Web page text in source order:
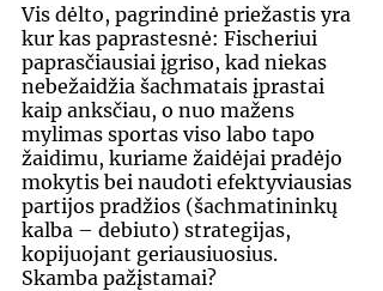
Vis dėlto, pagrindinė priežastis yra
kur kas paprastesnė: Fischeriui
paprasčiausiai įgriso, kad niekas
nebežaidžia šachmatais įprastai
kaip anksčiau, o nuo mažens
mylimas sportas viso labo tapo
žaidimu, kuriame žaidėjai pradėjo
mokytis bei naudoti efektyviausias
partijos pradžios (šachmatininkų
kalba – debiuto) strategijas,
kopijuojant geriausiuosius.
Skamba pažįstamai?